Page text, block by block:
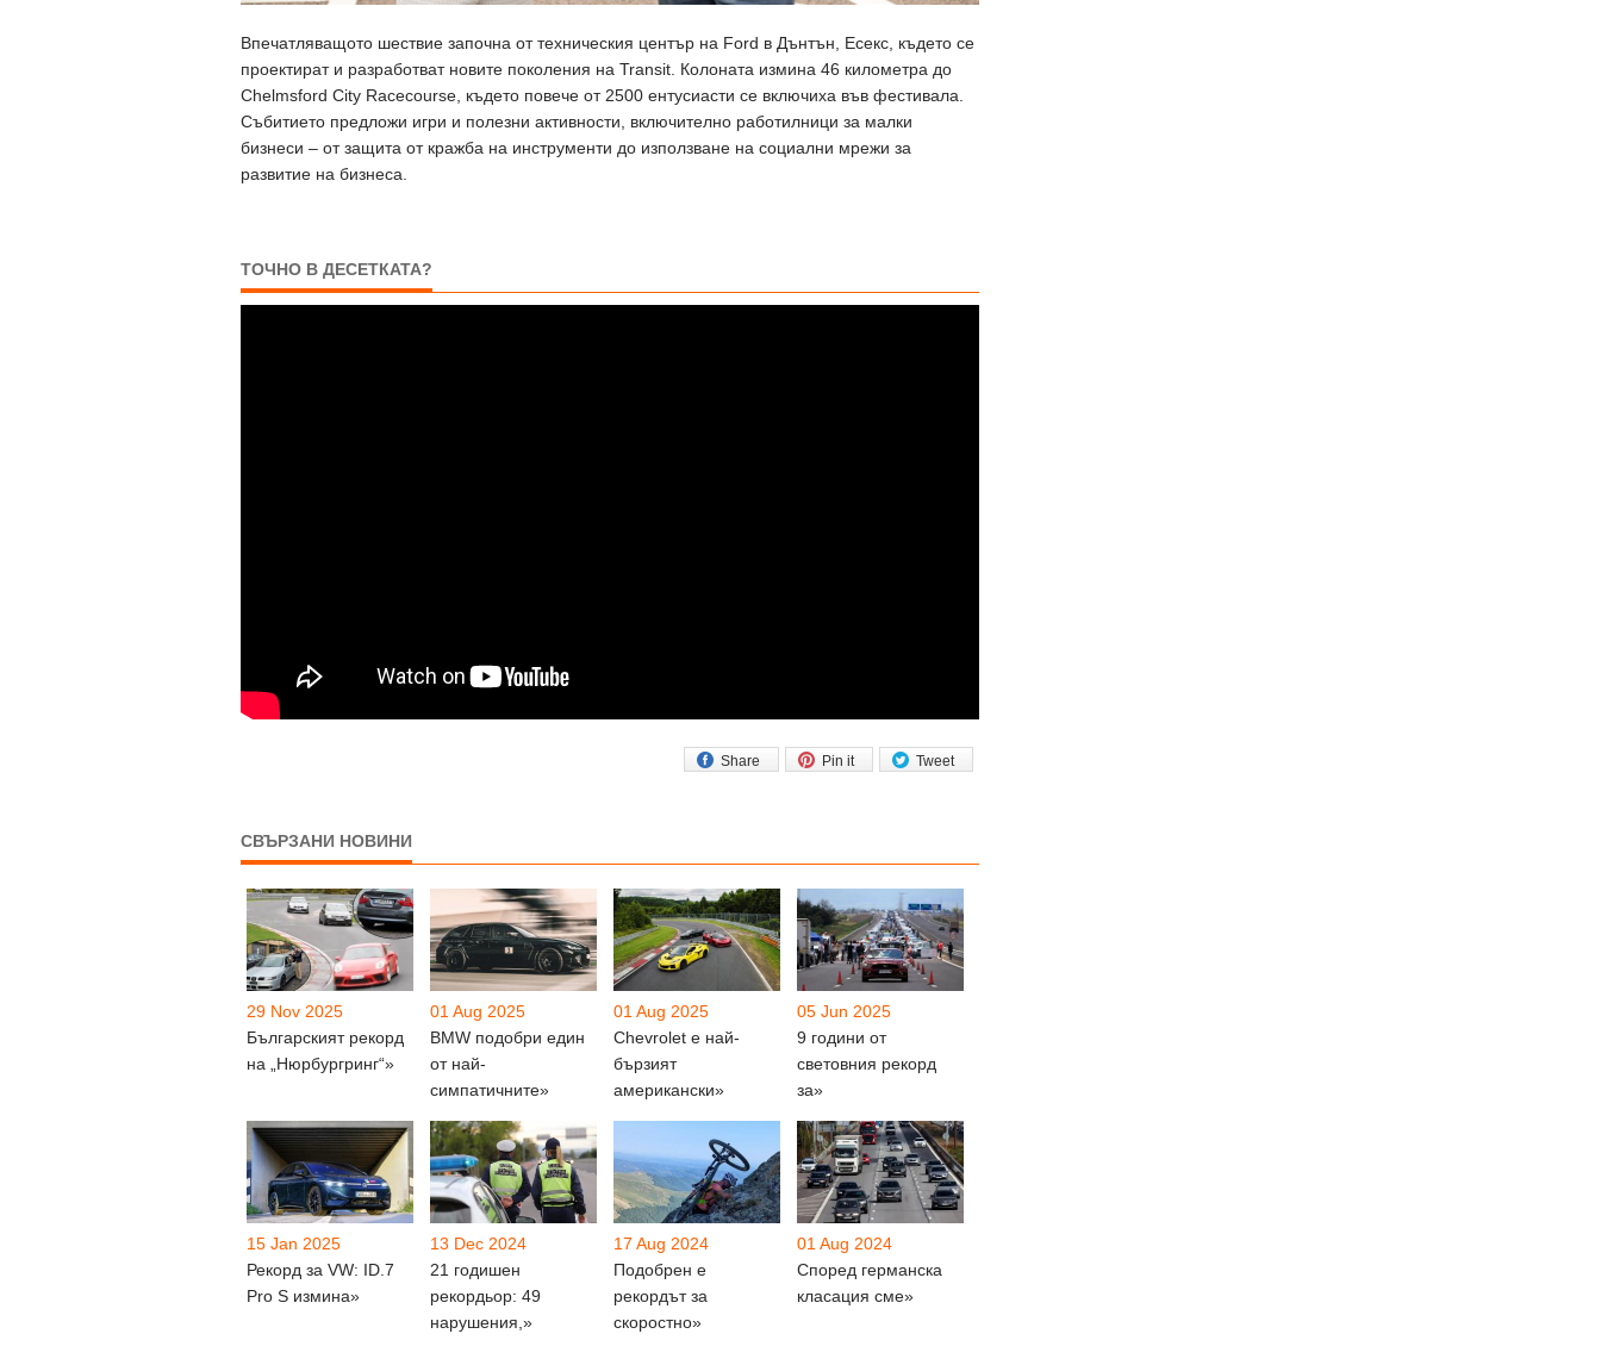
Впечатляващото шествие започна от техническия център на Ford в Дънтън, Есекс, където се
проектират и разработват новите поколения на Transit. Колоната измина 46 километра до
Chelmsford City Racecourse, където повече от 2500 ентусиасти се включиха във фестивала.
Събитието предложи игри и полезни активности, включително работилници за малки
бизнеси – от защита от кражба на инструменти до използване на социални мрежи за
развитие на бизнеса.
ТОЧНО В ДЕСЕТКАТА?
Tweet
Pin it
Share
СВЪРЗАНИ НОВИНИ
29 Nov 2025
Българският рекорд
на „Нюрбургринг“»
01 Aug 2025
BMW подобри един
от най-
симпатичните»
01 Aug 2025
Chevrolet е най-
бързият
американски»
05 Jun 2025
9 години от
световния рекорд
за»
15 Jan 2025
Рекорд за VW: ID.7
Pro S измина»
13 Dec 2024
21 годишен
рекордьор: 49
нарушения,»
17 Aug 2024
Подобрен е
рекордът за
скоростно»
01 Aug 2024
Според германска
класация сме»